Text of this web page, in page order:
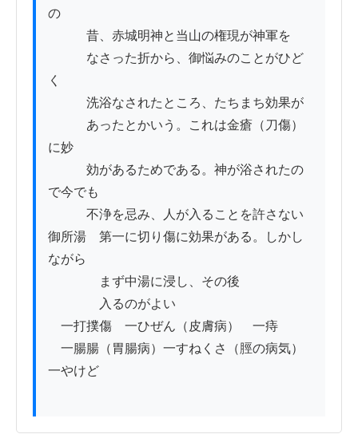
の
昔、赤城明神と当山の権現が神軍を
なさった折から、御悩みのことがひど
く
洗浴なされたところ、たちまち効果が
あったとかいう。これは金瘡（刀傷）
に妙
効があるためである。神が浴されたの
で今でも
不浄を忌み、人が入ることを許さない
御所湯　第一に切り傷に効果がある。しかし
ながら
まず中湯に浸し、その後
入るのがよい
一打撲傷　一ひぜん（皮膚病）　一痔
一腸腸（胃腸病）一すねくさ（脛の病気）
一やけど